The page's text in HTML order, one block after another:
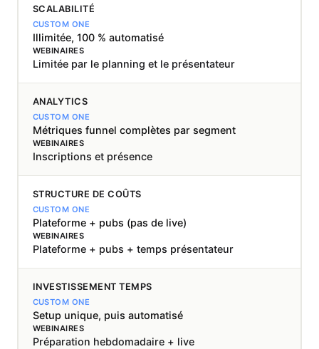
SCALABILITÉ
Illimitée, 100 % automatisé
Limitée par le planning et le présentateur
ANALYTICS
Métriques funnel complètes par segment
Inscriptions et présence
STRUCTURE DE COÛTS
Plateforme + pubs (pas de live)
Plateforme + pubs + temps présentateur
INVESTISSEMENT TEMPS
Setup unique, puis automatisé
Préparation hebdomadaire + live